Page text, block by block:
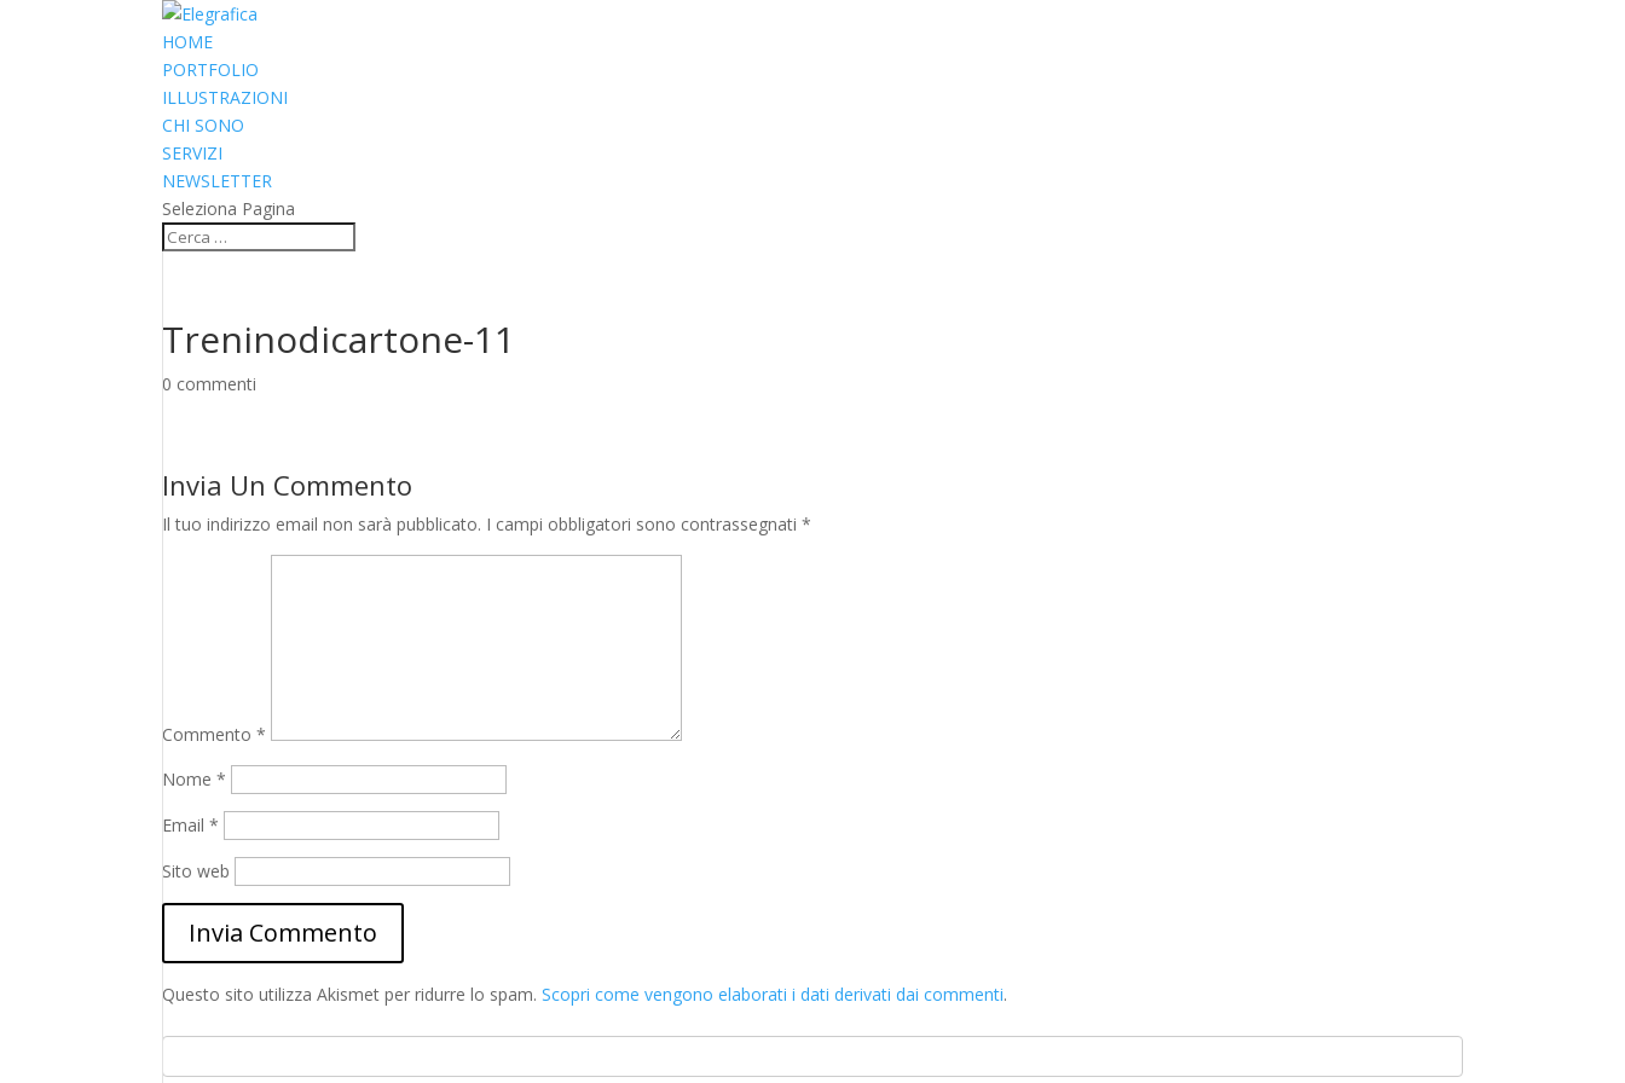
HOME
PORTFOLIO
ILLUSTRAZIONI
CHI SONO
SERVIZI
NEWSLETTER
Seleziona Pagina
Treninodicartone-11
0 commenti
Invia Un Commento
Il tuo indirizzo email non sarà pubblicato. I campi obbligatori sono contrassegnati*
Commento*
Nome*
Email*
Sito web
Questo sito utilizza Akismet per ridurre lo spam.Scopri come vengono elaborati i dati derivati dai commenti.